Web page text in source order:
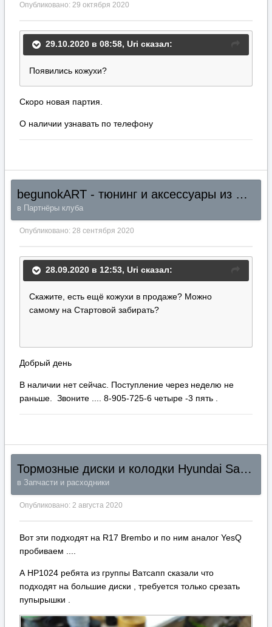
Опубликовано: 29 октября 2020
29.10.2020 в 08:58, Uri сказал:
Появились кожухи?
Скоро новая партия.
О наличии узнавать по телефону
begunokART - тюнинг и аксессуары из Южной Кореи (Все регионы)
в Партнёры клуба
Опубликовано: 28 сентября 2020
28.09.2020 в 12:53, Uri сказал:
Скажите, есть ещё кожухи в продаже? Можно
самому на Стартовой забирать?
Добрый день
В наличии нет сейчас. Поступление через неделю не
раньше. Звоните .... 8-905-725-6 четыре -3 пять .
Тормозные диски и колодки Hyundai Santa Fe TM 2018+
в Запчасти и расходники
Опубликовано: 2 августа 2020
Вот эти подходят на R17 Brembo и по ним аналог YesQ
пробиваем ....
А HP1024 ребята из группы Ватсапп сказали что
подходят на большие диски , требуется только срезать
пупырышки .